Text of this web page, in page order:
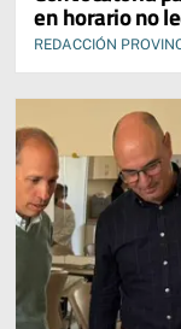
en horario no
REDACCIÓN